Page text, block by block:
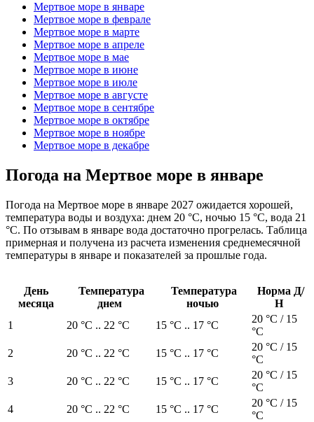
Мертвое море в январе
Мертвое море в феврале
Мертвое море в марте
Мертвое море в апреле
Мертвое море в мае
Мертвое море в июне
Мертвое море в июле
Мертвое море в августе
Мертвое море в сентябре
Мертвое море в октябре
Мертвое море в ноябре
Мертвое море в декабре
Погода на Мертвое море в январе
Погода на Мертвое море в январе 2027 ожидается хорошей,
температура воды и воздуха: днем 20 °C, ночью 15 °C, вода 21
°C. По отзывам в январе вода достаточно прогрелась. Таблица
примерная и получена из расчета изменения среднемесячной
температуры в январе и показателей за прошлые года.
День
месяца
Температура
днем
Температура
ночью
Норма Д/
Н
1
20 °C .. 22 °C 15 °C .. 17 °C
20 °C / 15
°C
2
20 °C .. 22 °C 15 °C .. 17 °C
20 °C / 15
°C
3
20 °C .. 22 °C 15 °C .. 17 °C
20 °C / 15
°C
4
20 °C .. 22 °C 15 °C .. 17 °C
20 °C / 15
°C